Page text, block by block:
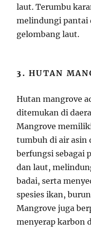
laut. Terumbu
melindungi pantai
gelombang laut.
3.HUTAN
Hutan mangrove
ditemukan di
Mangrove
tumbuh di air asin
berfungsi sebagai
dan laut,
badai, serta
spesies ikan,
Mangrove juga
menyerap karbon